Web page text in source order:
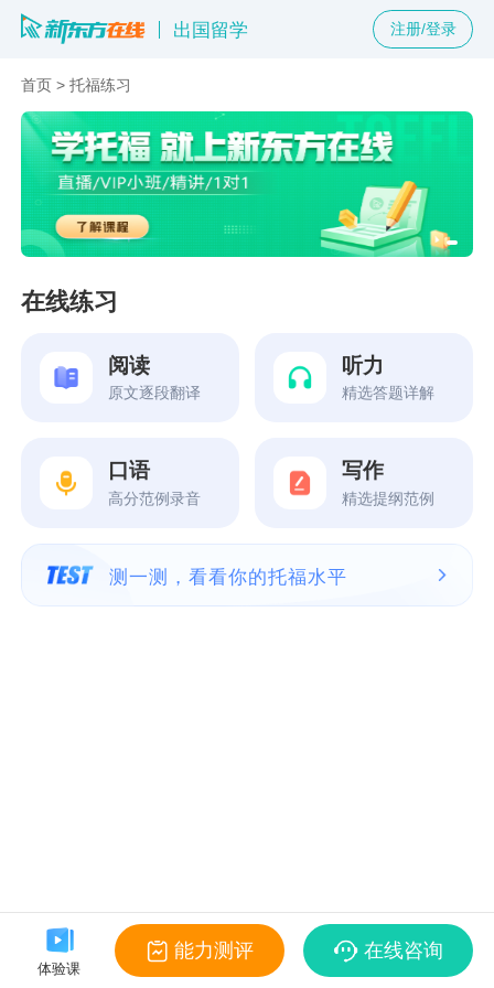
出国留学 注册/登录
首页 >托福练习
在线练习
阅读
原文逐段翻译
听力
精选答题详解
口语
高分范例录音
写作
精选提纲范例
测一测，看看你的托福水平
体验课
能力测评 在线咨询